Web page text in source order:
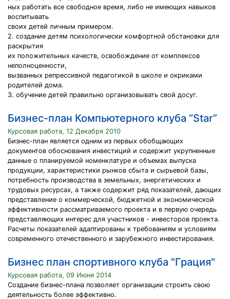
ных работать все свободное время, либо не имеющих навыков
воспитывать
своих детей личным примером.
2. создание детям психологически комфортной обстановки для
раскрытия
их положительных качеств, освобождение от комплексов
неполноценности,
вызванных репрессивной педагогикой в школе и окриками
родителей дома.
3. обучение детей правильно организовывать свой досуг.
Бизнес-план Компьютерного клуба “Star”
Курсовая работа, 12 Декабря 2010
Бизнес-план является одним из первых обобщающих
документов обоснования инвестиций и содержит укрупненные
данные о планируемой номенклатуре и объемах выпуска
продукции, характеристики рынков сбыта и сырьевой базы,
потребность производства в земельных, энергетических и
трудовых ресурсах, а также содержит ряд показателей, дающих
представление о коммерческой, бюджетной и экономической
эффективности рассматриваемого проекта и в первую очередь
представляющих интерес для участников - инвесторов проекта.
Расчеты показателей адаптированы к требованиям и условиям
современного отечественного и зарубежного инвестирования.
Бизнес план спортивного клуба "Грация"
Курсовая работа, 09 Июня 2014
Создание бизнес-плана позволяет организации строить свою
деятельность более эффективно.